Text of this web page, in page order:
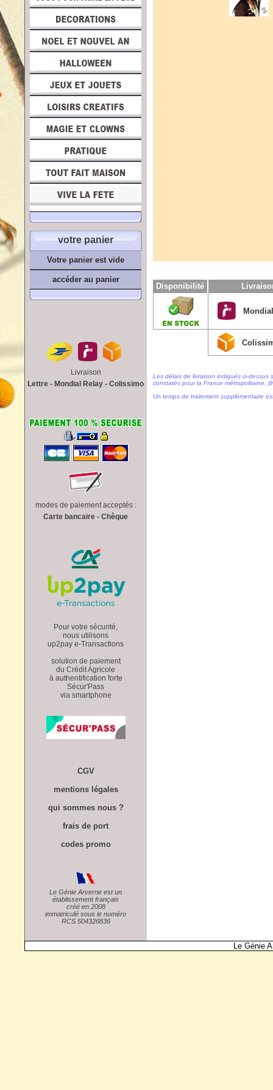
votre panier
Votre panier est vide
accéder au panier
Livraison
Lettre - Mondial Relay - Colissimo
modes de paiement acceptés :
Carte bancaire - Chèque
Pour votre sécurité,
nous utilisons
up2pay e-Transactions
solution de paiement
du Crédit Agricole
à authentification forte
Sécur'Pass
via smartphone
CGV
mentions légales
qui sommes nous ?
frais de port
codes promo
Le Génie Arverne est un
établissement français
créé en 2008
immatriculé sous le numéro
RCS 504326836
Disponibilité
Les délais de livraison indiqués ci-
constatés pour la France métropolitaine,
Un temps de traitement supplémentaire
Le Génie